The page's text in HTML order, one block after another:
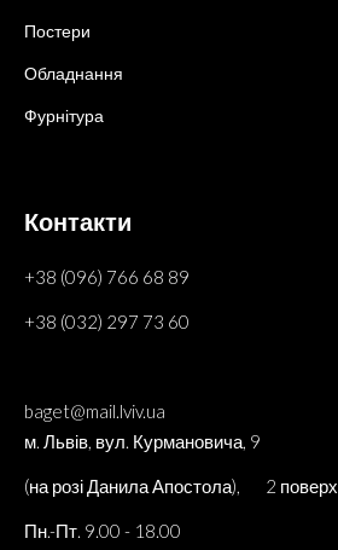
Постери
Обладнання
Фурнітура
Контакти
+38 (096) 766 68 89
+38 (032) 297 73 60
baget@mail.lviv.ua
м. Львів, вул. Курмановича, 9
(на розі Данила Апостола), 2 поверх
Пн.-Пт. 9.00 - 18.00